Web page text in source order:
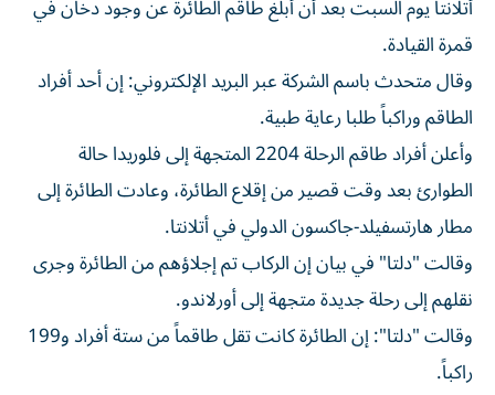
أتلانتا يوم السبت ‌بعد أن أبلغ طاقم ⁠الطائرة عن وجود دخان في
قمرة القيادة.
وقال متحدث باسم الشركة عبر البريد الإلكتروني: إن أحد أفراد
الطاقم ​وراكباً طلبا رعاية طبية.
وأعلن أفراد طاقم الرحلة 2204 المتجهة إلى ⁠فلوريدا حالة
الطوارئ بعد وقت قصير من إقلاع الطائرة، وعادت ​الطائرة ‌إلى
مطار هارتسفيلد-جاكسون الدولي ‌في أتلانتا.
وقالت "دلتا" في بيان إن الركاب ‌تم إجلاؤهم ‌من الطائرة ⁠وجرى
نقلهم إلى رحلة ‌جديدة متجهة إلى أورلاندو.
وقالت "دلتا": إن ⁠الطائرة كانت ​تقل طاقماً من ستة أفراد و199
راكباً.